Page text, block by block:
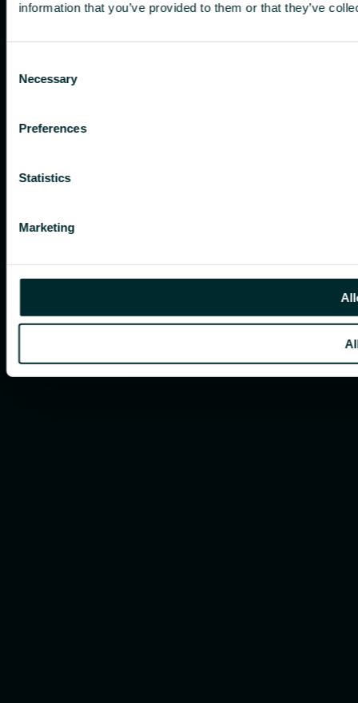
information that you’ve provided to them or that they’ve
Selection
Necessary
Preferences
Statistics
Marketing